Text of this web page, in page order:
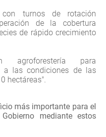
con turnos de rotación
de la cobertura
de rápido crecimiento
agroforestería para
a las condiciones de las
hectáreas".
más importante para el
mediante estos